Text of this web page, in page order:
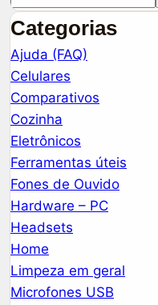
Categorias
Ajuda (FAQ)
Celulares
Comparativos
Cozinha
Eletrônicos
Ferramentas úteis
Fones de Ouvido
Hardware – PC
Headsets
Home
Limpeza em geral
Microfones USB